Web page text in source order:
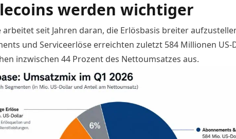
werden wichtiger
arbeitet seit Jahren daran, die Erlösbasis breiter
und Serviceerlöse erreichten zuletzt 584 Millionen US-
inzwischen 44 Prozent des Nettoumsatzes aus.